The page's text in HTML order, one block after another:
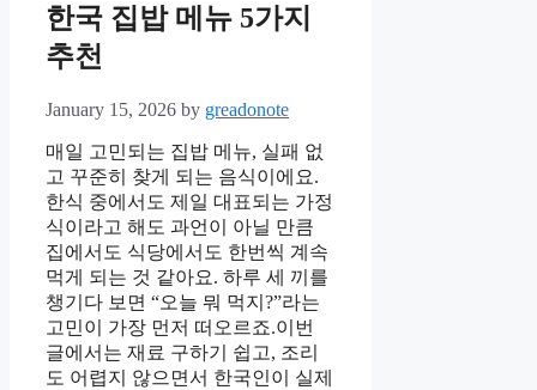
한국 집밥 메뉴 5가지
추천
January 15, 2026 by greadonote
매일 고민되는 집밥 메뉴, 실패 없
고 꾸준히 찾게 되는 음식이에요.
한식 중에서도 제일 대표되는 가정
식이라고 해도 과언이 아닐 만큼
집에서도 식당에서도 한번씩 계속
먹게 되는 것 같아요. 하루 세 끼를
챙기다 보면 “오늘 뭐 먹지?”라는
고민이 가장 먼저 떠오르죠.이번
글에서는 재료 구하기 쉽고, 조리
도 어렵지 않으면서 한국인이 실제